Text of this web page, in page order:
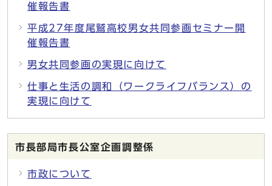
催報告書
平成27年度尾鷲高校男女共同参画セミナー開
催報告書
男女共同参画の実現に向けて
仕事と生活の調和（ワークライフバランス）の
実現に向けて
市長部局市長公室企画調整係
市政について